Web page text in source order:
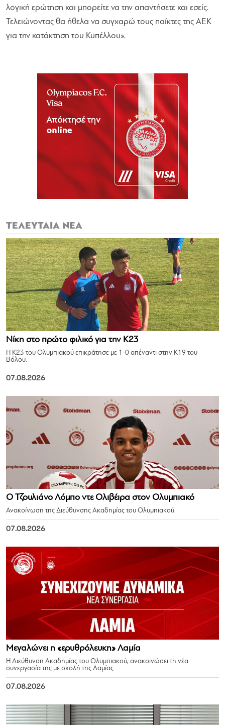
λογική ερώτηση και μπορείτε να την απαντήσετε και εσείς.
Τελειώνοντας θα ήθελα να συγχαρώ τους παίκτες της ΑΕΚ
για την κατάκτηση του Κυπέλλου».
ΤΕΛΕΥΤΑΙΑ ΝΕΑ
Νίκη στο πρώτο φιλικό για την Κ23
Η Κ23 του Ολυμπιακού επικράτησε με 1-0 απέναντι στην Κ19 του
Βόλου.
07.08.2026
Ο Τζουλιάνο Λόμπο ντε Ολιβέιρα στον Ολυμπιακό
Ανακοίνωση της Διεύθυνσης Ακαδημίας του Ολυμπιακού.
07.08.2026
Μεγαλώνει η «ερυθρόλευκη» Λαμία
Η Διεύθυνση Ακαδημίας του Ολυμπιακού, ανακοινώσει τη νέα
συνεργασία της με σχολή της Λαμίας.
07.08.2026